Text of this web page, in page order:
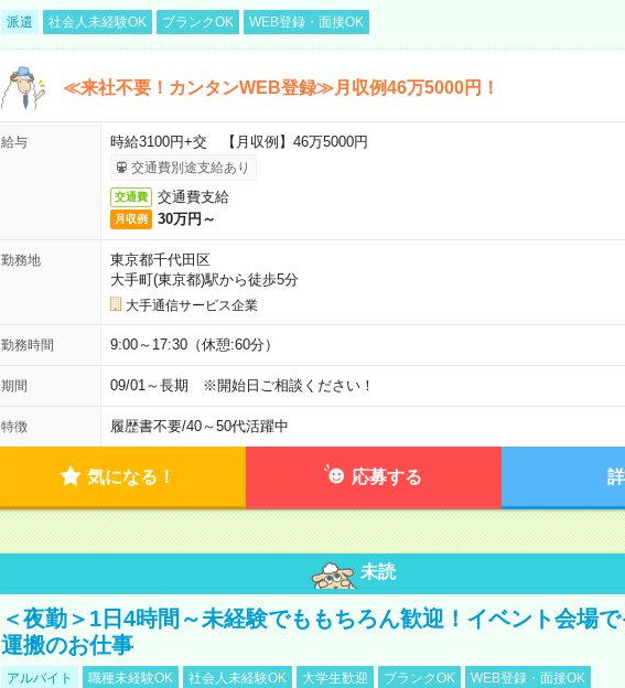
派遣 社会人未経験OK ブランクOK WEB登録・面接OK
≪来社不要！カンタンWEB登録≫月収例46万5000円！
給与 時給3100円+交 【月収例】46万5000円
交通費別途支給あり
交通費 交通費支給
月収例 30万円～
勤務地
東京都千代田区
大手町(東京都)駅から徒歩5分
大手通信サービス企業
勤務時間 9:00～17:30（休憩:60分）
期間 09/01～長期 ※開始日ご相談ください！
特徴 履歴書不要/40～50代活躍中
気になる！ 応募する
未読
＜夜勤＞1日4時間～未経験でももちろん歓迎！イベント会場
運搬のお仕事
アルバイト 職種未経験OK 社会人未経験OK 大学生歓迎 ブランクOK WEB登録・面接OK